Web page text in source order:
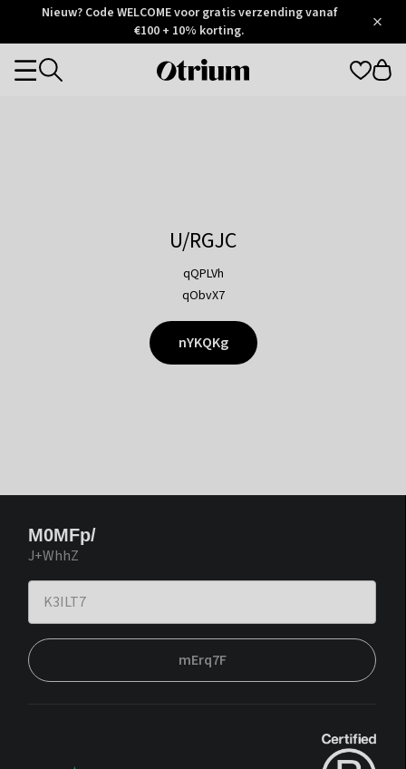
Otrium
Trustpilot
Nieuw? Code WELCOME voor gratis verzending vanaf
€100 + 10% korting.
Otrium
Categories
U/RGJC
qQPLVh
qObvX7
nYKQKg
M0MFp/
J+WhhZ
mErq7F